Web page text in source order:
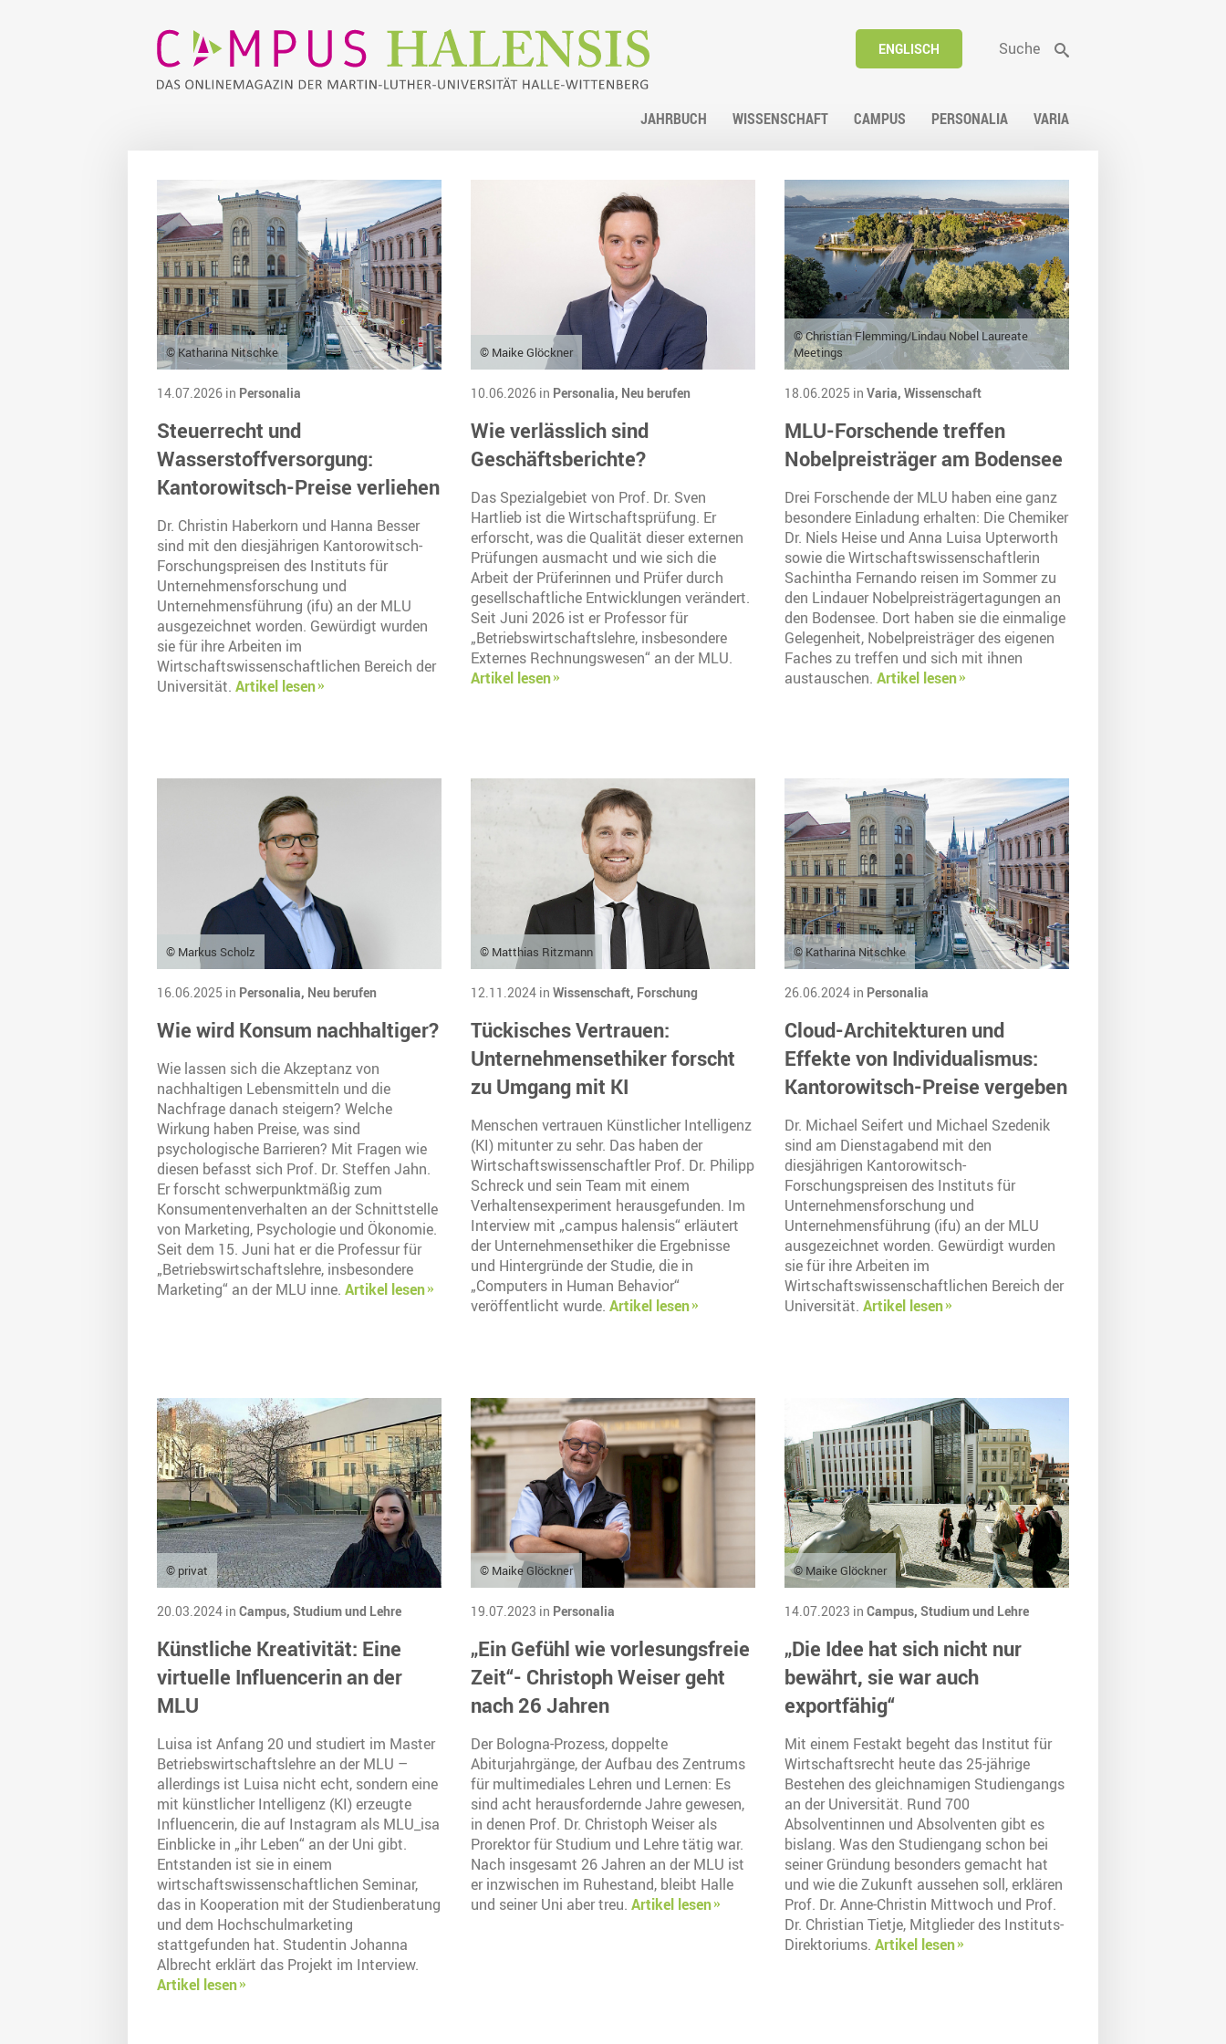
ENGLISCH Suche
JAHRBUCH WISSENSCHAFT CAMPUS PERSONALIA VARIA
© Katharina Nitschke
14.07.2026 in Personalia
Steuerrecht und
Wasserstoffversorgung:
Kantorowitsch-Preise verliehen
Dr. Christin Haberkorn und Hanna Besser
sind mit den diesjährigen Kantorowitsch-
Forschungspreisen des Instituts für
Unternehmensforschung und
Unternehmensführung (ifu) an der MLU
ausgezeichnet worden. Gewürdigt wurden
sie für ihre Arbeiten im
Wirtschaftswissenschaftlichen Bereich der
Universität. Artikel lesen
© Maike Glöckner
10.06.2026 in Personalia, Neu berufen
Wie verlässlich sind
Geschäftsberichte?
Das Spezialgebiet von Prof. Dr. Sven
Hartlieb ist die Wirtschaftsprüfung. Er
erforscht, was die Qualität dieser externen
Prüfungen ausmacht und wie sich die
Arbeit der Prüferinnen und Prüfer durch
gesellschaftliche Entwicklungen verändert.
Seit Juni 2026 ist er Professor für
„Betriebswirtschaftslehre, insbesondere
Externes Rechnungswesen“ an der MLU.
Artikel lesen
© Christian Flemming/Lindau Nobel Laureate
Meetings
18.06.2025 in Varia, Wissenschaft
MLU-Forschende treffen
Nobelpreisträger am Bodensee
Drei Forschende der MLU haben eine ganz
besondere Einladung erhalten: Die Chemiker
Dr. Niels Heise und Anna Luisa Upterworth
sowie die Wirtschaftswissenschaftlerin
Sachintha Fernando reisen im Sommer zu
den Lindauer Nobelpreisträgertagungen an
den Bodensee. Dort haben sie die einmalige
Gelegenheit, Nobelpreisträger des eigenen
Faches zu treffen und sich mit ihnen
austauschen. Artikel lesen
© Markus Scholz
16.06.2025 in Personalia, Neu berufen
Wie wird Konsum nachhaltiger?
Wie lassen sich die Akzeptanz von
nachhaltigen Lebensmitteln und die
Nachfrage danach steigern? Welche
Wirkung haben Preise, was sind
psychologische Barrieren? Mit Fragen wie
diesen befasst sich Prof. Dr. Steffen Jahn.
Er forscht schwerpunktmäßig zum
Konsumentenverhalten an der Schnittstelle
von Marketing, Psychologie und Ökonomie.
Seit dem 15. Juni hat er die Professur für
„Betriebswirtschaftslehre, insbesondere
Marketing“ an der MLU inne. Artikel lesen
© Matthias Ritzmann
12.11.2024 in Wissenschaft, Forschung
Tückisches Vertrauen:
Unternehmensethiker forscht
zu Umgang mit KI
Menschen vertrauen Künstlicher Intelligenz
(KI) mitunter zu sehr. Das haben der
Wirtschaftswissenschaftler Prof. Dr. Philipp
Schreck und sein Team mit einem
Verhaltensexperiment herausgefunden. Im
Interview mit „campus halensis“ erläutert
der Unternehmensethiker die Ergebnisse
und Hintergründe der Studie, die in
„Computers in Human Behavior“
veröffentlicht wurde. Artikel lesen
© Katharina Nitschke
26.06.2024 in Personalia
Cloud-Architekturen und
Effekte von Individualismus:
Kantorowitsch-Preise vergeben
Dr. Michael Seifert und Michael Szedenik
sind am Dienstagabend mit den
diesjährigen Kantorowitsch-
Forschungspreisen des Instituts für
Unternehmensforschung und
Unternehmensführung (ifu) an der MLU
ausgezeichnet worden. Gewürdigt wurden
sie für ihre Arbeiten im
Wirtschaftswissenschaftlichen Bereich der
Universität. Artikel lesen
© privat
20.03.2024 in Campus, Studium und Lehre
Künstliche Kreativität: Eine
virtuelle Influencerin an der
MLU
Luisa ist Anfang 20 und studiert im Master
Betriebswirtschaftslehre an der MLU –
allerdings ist Luisa nicht echt, sondern eine
mit künstlicher Intelligenz (KI) erzeugte
Influencerin, die auf Instagram als MLU_isa
Einblicke in „ihr Leben“ an der Uni gibt.
Entstanden ist sie in einem
wirtschaftswissenschaftlichen Seminar,
das in Kooperation mit der Studienberatung
und dem Hochschulmarketing
stattgefunden hat. Studentin Johanna
Albrecht erklärt das Projekt im Interview.
Artikel lesen
© Maike Glöckner
19.07.2023 in Personalia
„Ein Gefühl wie vorlesungsfreie
Zeit“- Christoph Weiser geht
nach 26 Jahren
Der Bologna-Prozess, doppelte
Abiturjahrgänge, der Aufbau des Zentrums
für multimediales Lehren und Lernen: Es
sind acht herausfordernde Jahre gewesen,
in denen Prof. Dr. Christoph Weiser als
Prorektor für Studium und Lehre tätig war.
Nach insgesamt 26 Jahren an der MLU ist
er inzwischen im Ruhestand, bleibt Halle
und seiner Uni aber treu. Artikel lesen
© Maike Glöckner
14.07.2023 in Campus, Studium und Lehre
„Die Idee hat sich nicht nur
bewährt, sie war auch
exportfähig“
Mit einem Festakt begeht das Institut für
Wirtschaftsrecht heute das 25-jährige
Bestehen des gleichnamigen Studiengangs
an der Universität. Rund 700
Absolventinnen und Absolventen gibt es
bislang. Was den Studiengang schon bei
seiner Gründung besonders gemacht hat
und wie die Zukunft aussehen soll, erklären
Prof. Dr. Anne-Christin Mittwoch und Prof.
Dr. Christian Tietje, Mitglieder des Instituts-
Direktoriums. Artikel lesen